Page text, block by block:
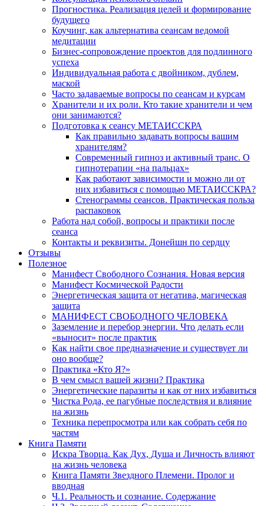
Прогностика. Реализация целей и формирование
будущего
Коучинг, как альтернатива сеансам ведомой
медитации
Бизнес-сопровождение проектов для подлинного
успеха
Индивидуальная работа с двойником, дублем,
маской
Часто задаваемые вопросы по сеансам и курсам
Хранители и их роли. Кто такие хранители и чем
они занимаются?
Подготовка к сеансу МЕТАИССКРА
Как правильно задавать вопросы вашим
хранителям?
Современный гипноз и активный транс. О
гипнотерапии «на пальцах»
Как работают зависимости и можно ли от
них избавиться с помощью МЕТАИССКРА?
Стенограммы сеансов. Практическая польза
распаковок
Работа над собой, вопросы и практики после
сеанса
Контакты и реквизиты. Донейшн по сердцу
Отзывы
Полезное
Манифест Свободного Сознания. Новая версия
Манифест Космической Радости
Энергетическая защита от негатива, магическая
защита
МАНИФЕСТ СВОБОДНОГО ЧЕЛОВЕКА
Заземление и перебор энергии. Что делать если
«выносит» после практик
Как найти свое предназначение и существует ли
оно вообще?
Практика «Кто Я?»
В чем смысл вашей жизни? Практика
Энергетические паразиты и как от них избавиться
Чистка Рода, ее пагубные последствия и влияние
на жизнь
Техника перепросмотра или как собрать себя по
частям
Книга Памяти
Искра Творца. Как Дух, Душа и Личность влияют
на жизнь человека
Книга Памяти Звездного Племени. Пролог и
вводная
Ч.1. Реальность и сознание. Содержание